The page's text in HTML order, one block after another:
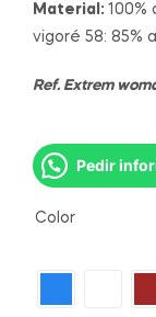
Material: 100%
vigoré 58: 85%
Ref. Extrem
Pedir
Color